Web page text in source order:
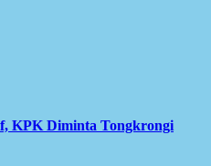
KPK Diminta Tongkrongi